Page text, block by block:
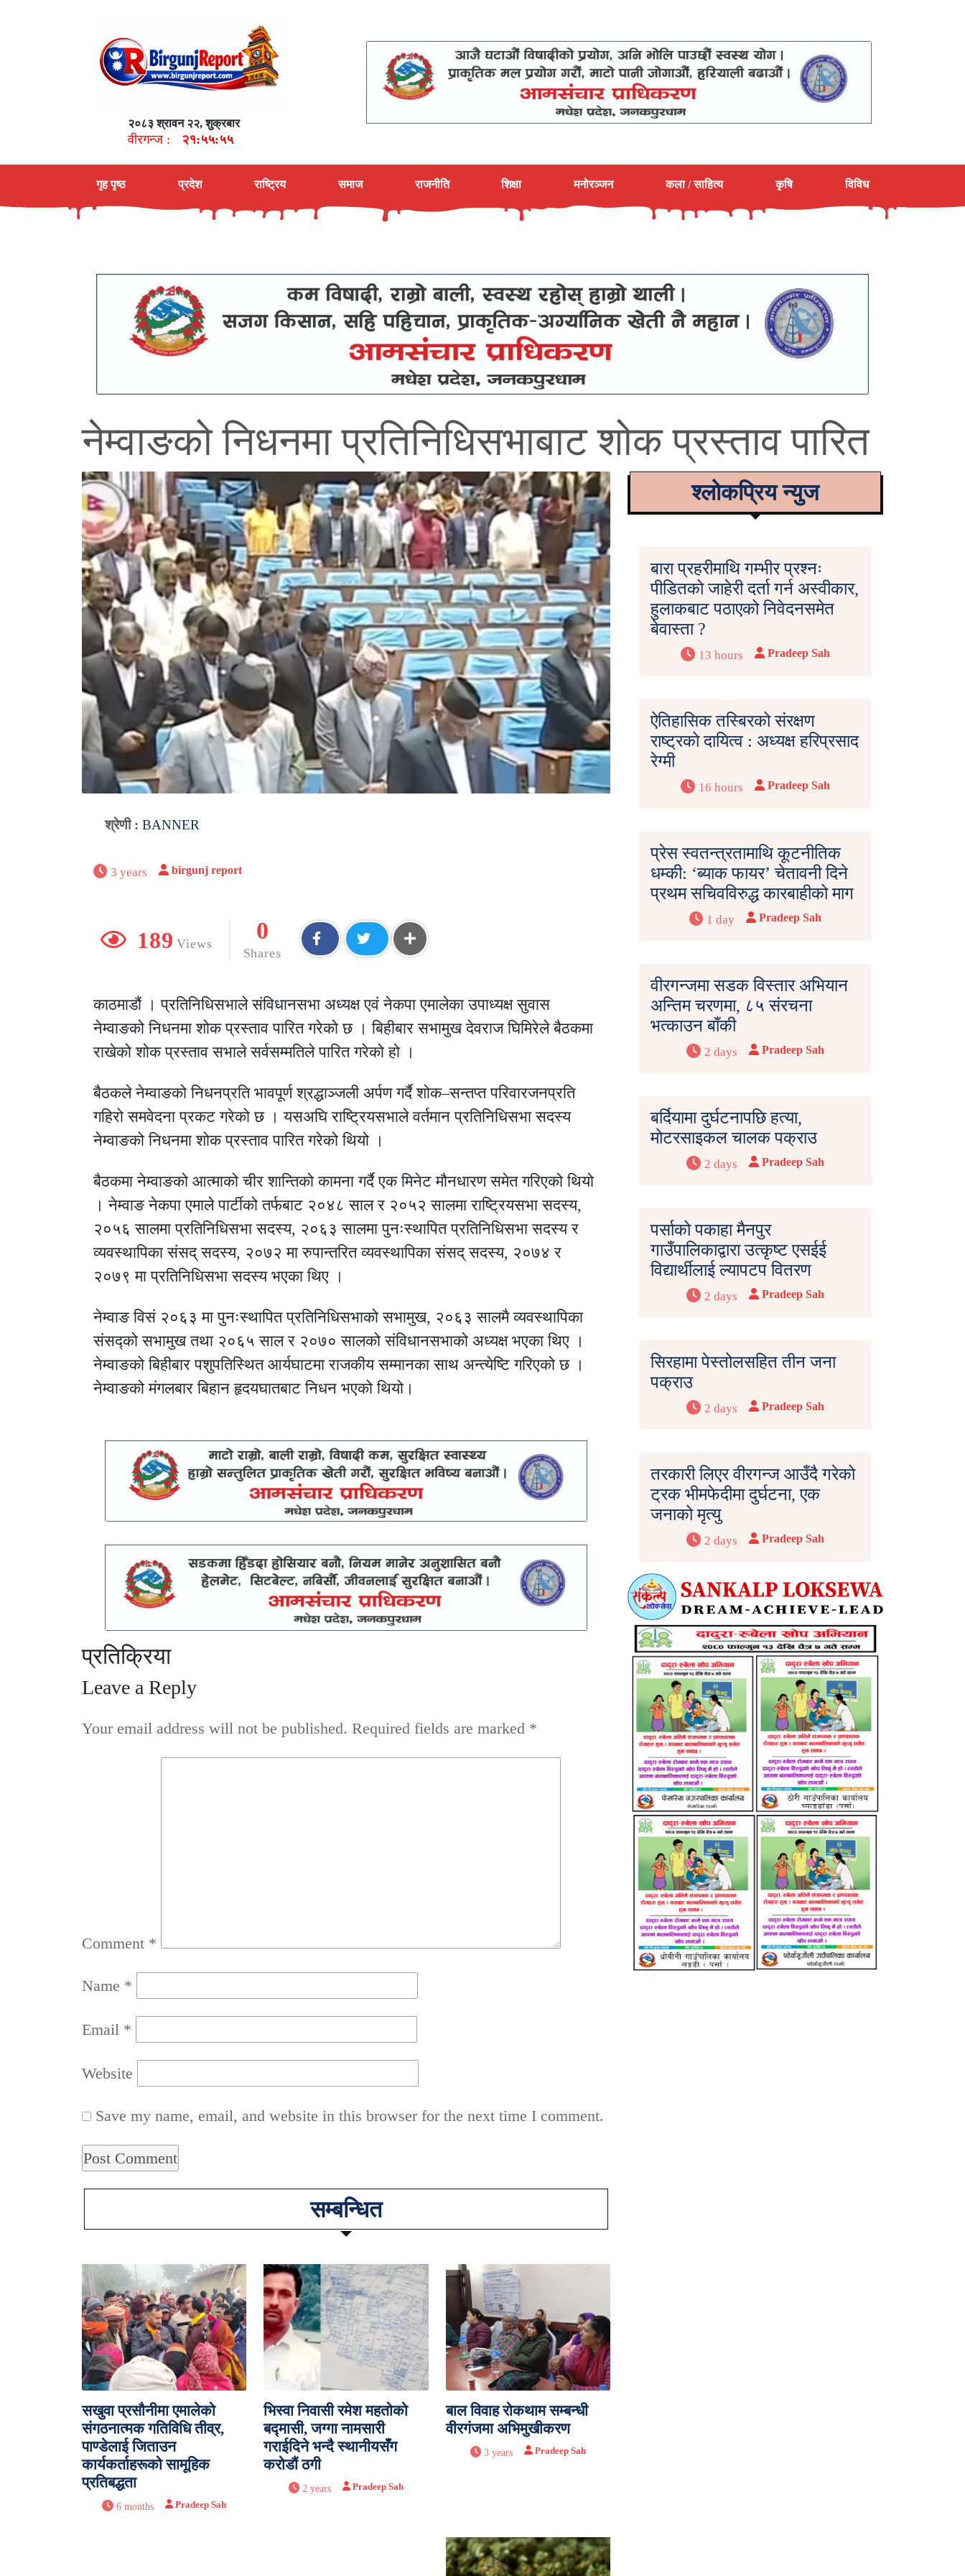
२०८३ श्रावन २२, शुक्रबार
वीरगन्ज : २१:५५:५७
गृह पृष्ठ प्रदेश राष्ट्रिय समाज राजनीति शिक्षा मनोरञ्जन कला / साहित्य कृषि विविध
नेम्वाङको निधनमा प्रतिनिधिसभाबाट शोक प्रस्ताव पारित
श्रेणी : BANNER
3 years birgunj report
189 Views
0
Shares
काठमाडौं । प्रतिनिधिसभाले संविधानसभा अध्यक्ष एवं नेकपा एमालेका उपाध्यक्ष सुवास
नेम्वाङको निधनमा शोक प्रस्ताव पारित गरेको छ । बिहीबार सभामुख देवराज घिमिरेले बैठकमा
राखेको शोक प्रस्ताव सभाले सर्वसम्मतिले पारित गरेको हो ।
बैठकले नेम्वाङको निधनप्रति भावपूर्ण श्रद्धाञ्जली अर्पण गर्दै शोक–सन्तप्त परिवारजनप्रति
गहिरो समवेदना प्रकट गरेको छ । यसअघि राष्ट्रियसभाले वर्तमान प्रतिनिधिसभा सदस्य
नेम्वाङको निधनमा शोक प्रस्ताव पारित गरेको थियो ।
बैठकमा नेम्वाङको आत्माको चीर शान्तिको कामना गर्दै एक मिनेट मौनधारण समेत गरिएको थियो
। नेम्वाङ नेकपा एमाले पार्टीको तर्फबाट २०४८ साल र २०५२ सालमा राष्ट्रियसभा सदस्य,
२०५६ सालमा प्रतिनिधिसभा सदस्य, २०६३ सालमा पुनःस्थापित प्रतिनिधिसभा सदस्य र
व्यवस्थापिका संसद् सदस्य, २०७२ मा रुपान्तरित व्यवस्थापिका संसद् सदस्य, २०७४ र
२०७९ मा प्रतिनिधिसभा सदस्य भएका थिए ।
नेम्वाङ विसं २०६३ मा पुनःस्थापित प्रतिनिधिसभाको सभामुख, २०६३ सालमै व्यवस्थापिका
संसद्को सभामुख तथा २०६५ साल र २०७० सालको संविधानसभाको अध्यक्ष भएका थिए ।
नेम्वाङको बिहीबार पशुपतिस्थित आर्यघाटमा राजकीय सम्मानका साथ अन्त्येष्टि गरिएको छ ।
नेम्वाङको मंगलबार बिहान हृदयघातबाट निधन भएको थियो।
प्रतिक्रिया
Leave a Reply
Your email address will not be published. Required fields are marked *
Comment *
Name *
Email *
Website
Save my name, email, and website in this browser for the next time I comment.
सम्बन्धित
सखुवा प्रसौनीमा एमालेको
संगठनात्मक गतिविधि तीव्र,
पाण्डेलाई जिताउन
कार्यकर्ताहरूको सामूहिक
प्रतिबद्धता
6 months Pradeep Sah
भिस्वा निवासी रमेश महतोको
बद्मासी, जग्गा नामसारी
गराईदिने भन्दै स्थानीयसँग
करोडौं ठगी
2 years Pradeep Sah
बाल विवाह रोकथाम सम्बन्धी
वीरगंजमा अभिमुखीकरण
3 years Pradeep Sah
श्लोकप्रिय न्युज
बारा प्रहरीमाथि गम्भीर प्रश्नः
पीडितको जाहेरी दर्ता गर्न अस्वीकार,
हुलाकबाट पठाएको निवेदनसमेत
बेवास्ता ?
13 hours Pradeep Sah
ऐतिहासिक तस्बिरको संरक्षण
राष्ट्रको दायित्व : अध्यक्ष हरिप्रसाद
रेग्मी
16 hours Pradeep Sah
प्रेस स्वतन्त्रतामाथि कूटनीतिक
धम्की: ‘ब्याक फायर’ चेतावनी दिने
प्रथम सचिवविरुद्ध कारबाहीको माग
1 day Pradeep Sah
वीरगन्जमा सडक विस्तार अभियान
अन्तिम चरणमा, ८५ संरचना
भत्काउन बाँकी
2 days Pradeep Sah
बर्दियामा दुर्घटनापछि हत्या,
मोटरसाइकल चालक पक्राउ
2 days Pradeep Sah
पर्साको पकाहा मैनपुर
गाउँपालिकाद्वारा उत्कृष्ट एसईई
विद्यार्थीलाई ल्यापटप वितरण
2 days Pradeep Sah
सिरहामा पेस्तोलसहित तीन जना
पक्राउ
2 days Pradeep Sah
तरकारी लिएर वीरगन्ज आउँदै गरेको
ट्रक भीमफेदीमा दुर्घटना, एक
जनाको मृत्यु
2 days Pradeep Sah